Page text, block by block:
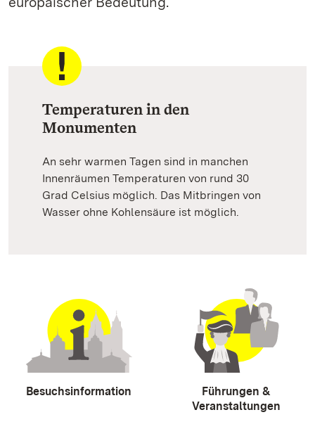
Temperaturen in den
Monumenten
An sehr warmen Tagen sind in manchen
Innenräumen Temperaturen von rund 30
Grad Celsius möglich. Das Mitbringen von
Wasser ohne Kohlensäure ist möglich.
Besuchsinformation
Führungen &
Veranstaltungen